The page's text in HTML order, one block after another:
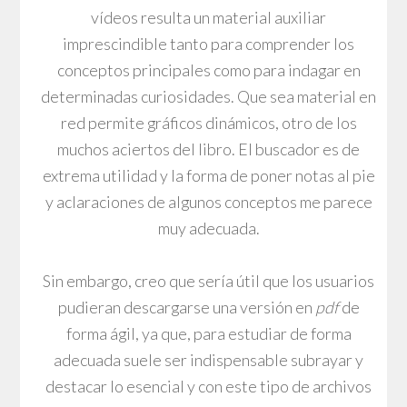
vídeos resulta un material auxiliar
imprescindible tanto para comprender los
conceptos principales como para indagar en
determinadas curiosidades. Que sea material en
red permite gráficos dinámicos, otro de los
muchos aciertos del libro. El buscador es de
extrema utilidad y la forma de poner notas al pie
y aclaraciones de algunos conceptos me parece
muy adecuada.
Sin embargo, creo que sería útil que los usuarios
pudieran descargarse una versión en pdfde
forma ágil, ya que, para estudiar de forma
adecuada suele ser indispensable subrayar y
destacar lo esencial y con este tipo de archivos